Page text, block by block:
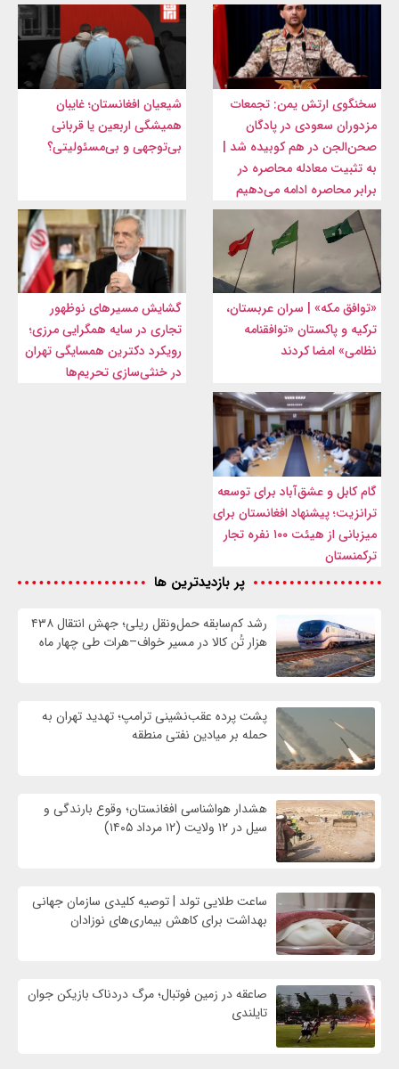
سخنگوی ارتش یمن: تجمعات
مزدوران سعودی در پادگان
صحن‌الجن در هم کوبیده شد |
به تثبیت معادله محاصره در
برابر محاصره ادامه می‌دهیم
شیعیان افغانستان؛ غایبان
همیشگی اربعین یا قربانی
بی‌توجهی و بی‌مسئولیتی؟
«توافق مکه» | سران عربستان،
ترکیه و پاکستان «توافقنامه
نظامی» امضا کردند
گشایش مسیرهای نوظهور
تجاری در سایه همگرایی مرزی؛
رویکرد دکترین همسایگی تهران
در خنثی‌سازی تحریم‌ها
گام کابل و عشق‌آباد برای توسعه
ترانزیت؛ پیشنهاد افغانستان برای
میزبانی از هیئت ۱۰۰ نفره تجار
ترکمنستان
پر بازدیدترین ها
رشد کم‌سابقه حمل‌ونقل ریلی؛ جهش انتقال ۴۳۸
هزار تُن کالا در مسیر خواف–هرات طی چهار ماه
پشت پرده عقب‌نشینی ترامپ؛ تهدید تهران به
حمله بر ميادين نفتی منطقه
هشدار هواشناسی افغانستان؛ وقوع بارندگی و
سیل در ۱۲ ولایت (۱۲ مرداد ۱۴۰۵)
ساعت طلایی تولد | توصیه کلیدی سازمان جهانی
بهداشت برای کاهش بیماری‌های نوزادان
صاعقه در زمین فوتبال؛ مرگ دردناک بازیکن جوان
تایلندی